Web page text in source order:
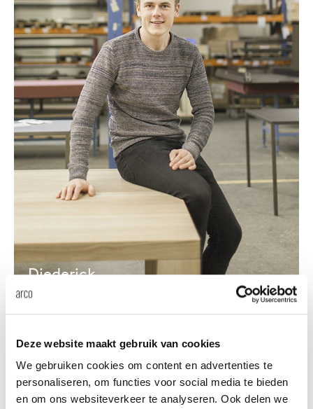
Deze website maakt gebruik van cookies
We gebruiken cookies om content en advertenties te
personaliseren, om functies voor social media te bieden
en om ons websiteverkeer te analyseren. Ook delen we
Diederick